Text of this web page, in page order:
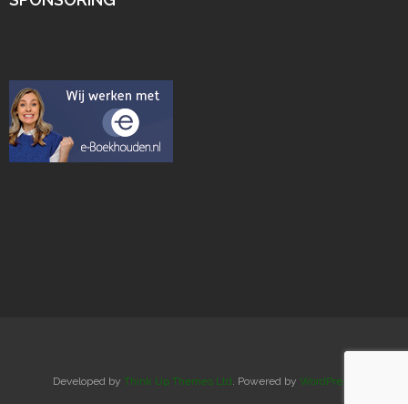
Developed by Think Up Themes Ltd. Powered by WordPress